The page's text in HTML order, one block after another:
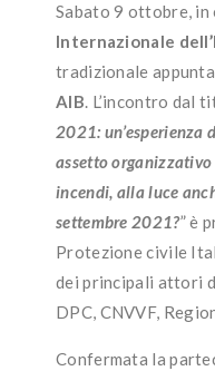
Sabato 9 ottobre, in
Internazionale
tradizionale
AIB. L’incontro dal
2021: un’esperienza
assetto
incendi, alla luce
settembre 2021?” è
Protezione civile
dei principali attori
DPC, CNVVF,
Confermata la